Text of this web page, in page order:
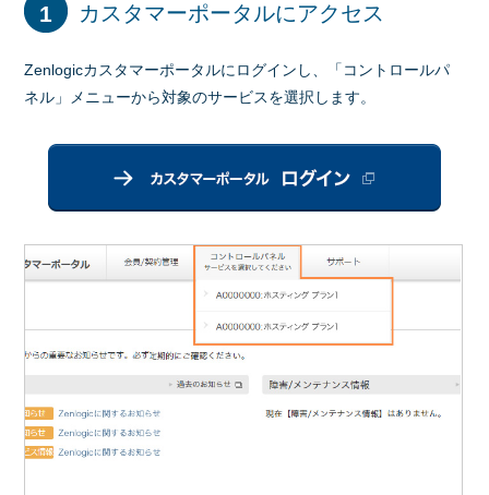
1 カスタマーポータルにアクセス
Zenlogicカスタマーポータルにログインし、「コントロールパ
ネル」メニューから対象のサービスを選択します。